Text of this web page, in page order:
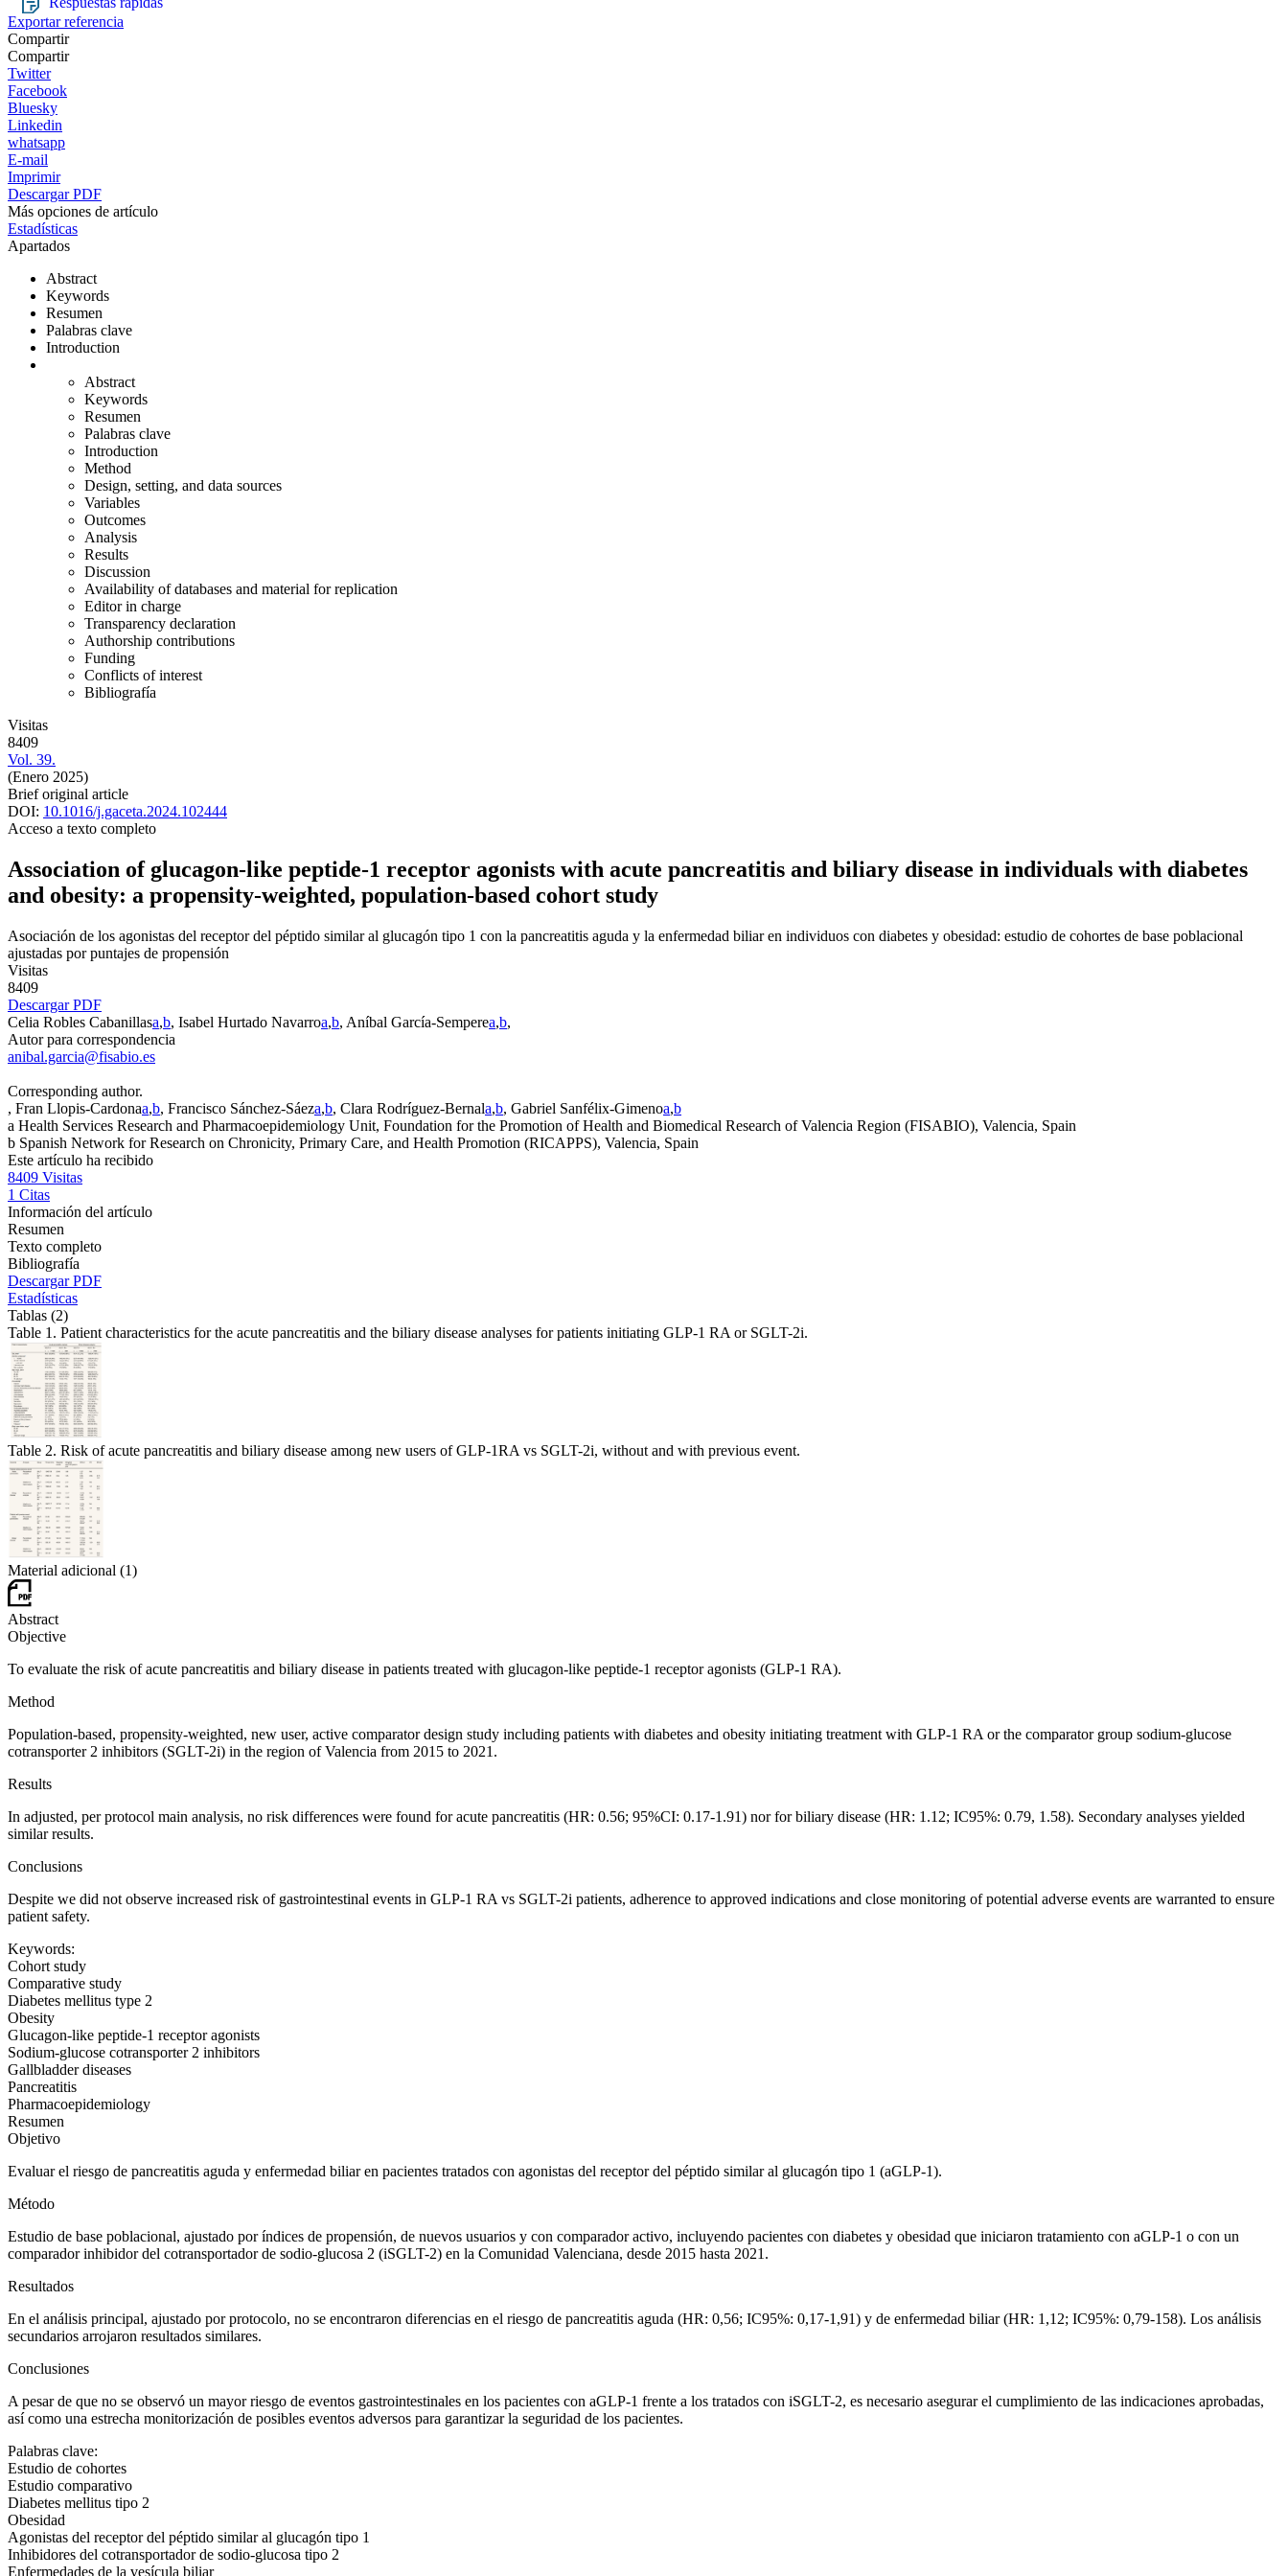
Exportar referencia
Compartir
Compartir
Twitter
Facebook
Bluesky
Linkedin
whatsapp
E-mail
Imprimir
Descargar PDF
Más opciones de artículo
Estadísticas
Apartados
Abstract
Keywords
Resumen
Palabras clave
Introduction
Abstract
Keywords
Resumen
Palabras clave
Introduction
Method
Design, setting, and data sources
Variables
Outcomes
Analysis
Results
Discussion
Availability of databases and material for replication
Editor in charge
Transparency declaration
Authorship contributions
Funding
Conflicts of interest
Bibliografía
Visitas
8409
Vol. 39.
(Enero 2025)
Brief original article
DOI: 10.1016/j.gaceta.2024.102444
Acceso a texto completo
Association of glucagon-like peptide-1 receptor agonists with acute pancreatitis and biliary disease in individuals with diabetes
and obesity: a propensity-weighted, population-based cohort study
Asociación de los agonistas del receptor del péptido similar al glucagón tipo 1 con la pancreatitis aguda y la enfermedad biliar en individuos con diabetes y obesidad: estudio de cohortes de base poblacional
ajustadas por puntajes de propensión
Visitas
8409
Descargar PDF
Celia Robles Cabanillasa,b, Isabel Hurtado Navarroa,b, Aníbal García-Semperea,b,
Autor para correspondencia
anibal.garcia@fisabio.es
Corresponding author.
, Fran Llopis-Cardonaa,b, Francisco Sánchez-Sáeza,b, Clara Rodríguez-Bernala,b, Gabriel Sanfélix-Gimenoa,b
a Health Services Research and Pharmacoepidemiology Unit, Foundation for the Promotion of Health and Biomedical Research of Valencia Region (FISABIO), Valencia, Spain
b Spanish Network for Research on Chronicity, Primary Care, and Health Promotion (RICAPPS), Valencia, Spain
Este artículo ha recibido
8409 Visitas
1 Citas
Información del artículo
Resumen
Texto completo
Bibliografía
Descargar PDF
Estadísticas
Tablas (2)
Table 1. Patient characteristics for the acute pancreatitis and the biliary disease analyses for patients initiating GLP-1 RA or SGLT-2i.
Table 2. Risk of acute pancreatitis and biliary disease among new users of GLP-1RA vs SGLT-2i, without and with previous event.
Material adicional (1)
Abstract
Objective
To evaluate the risk of acute pancreatitis and biliary disease in patients treated with glucagon-like peptide-1 receptor agonists (GLP-1 RA).
Method
Population-based, propensity-weighted, new user, active comparator design study including patients with diabetes and obesity initiating treatment with GLP-1 RA or the comparator group sodium-glucose
cotransporter 2 inhibitors (SGLT-2i) in the region of Valencia from 2015 to 2021.
Results
In adjusted, per protocol main analysis, no risk differences were found for acute pancreatitis (HR: 0.56; 95%CI: 0.17-1.91) nor for biliary disease (HR: 1.12; IC95%: 0.79, 1.58). Secondary analyses yielded
similar results.
Conclusions
Despite we did not observe increased risk of gastrointestinal events in GLP-1 RA vs SGLT-2i patients, adherence to approved indications and close monitoring of potential adverse events are warranted to ensure
patient safety.
Keywords:
Cohort study
Comparative study
Diabetes mellitus type 2
Obesity
Glucagon-like peptide-1 receptor agonists
Sodium-glucose cotransporter 2 inhibitors
Gallbladder diseases
Pancreatitis
Pharmacoepidemiology
Resumen
Objetivo
Evaluar el riesgo de pancreatitis aguda y enfermedad biliar en pacientes tratados con agonistas del receptor del péptido similar al glucagón tipo 1 (aGLP-1).
Método
Estudio de base poblacional, ajustado por índices de propensión, de nuevos usuarios y con comparador activo, incluyendo pacientes con diabetes y obesidad que iniciaron tratamiento con aGLP-1 o con un
comparador inhibidor del cotransportador de sodio-glucosa 2 (iSGLT-2) en la Comunidad Valenciana, desde 2015 hasta 2021.
Resultados
En el análisis principal, ajustado por protocolo, no se encontraron diferencias en el riesgo de pancreatitis aguda (HR: 0,56; IC95%: 0,17-1,91) y de enfermedad biliar (HR: 1,12; IC95%: 0,79-158). Los análisis
secundarios arrojaron resultados similares.
Conclusiones
A pesar de que no se observó un mayor riesgo de eventos gastrointestinales en los pacientes con aGLP-1 frente a los tratados con iSGLT-2, es necesario asegurar el cumplimiento de las indicaciones aprobadas,
así como una estrecha monitorización de posibles eventos adversos para garantizar la seguridad de los pacientes.
Palabras clave:
Estudio de cohortes
Estudio comparativo
Diabetes mellitus tipo 2
Obesidad
Agonistas del receptor del péptido similar al glucagón tipo 1
Inhibidores del cotransportador de sodio-glucosa tipo 2
Enfermedades de la vesícula biliar